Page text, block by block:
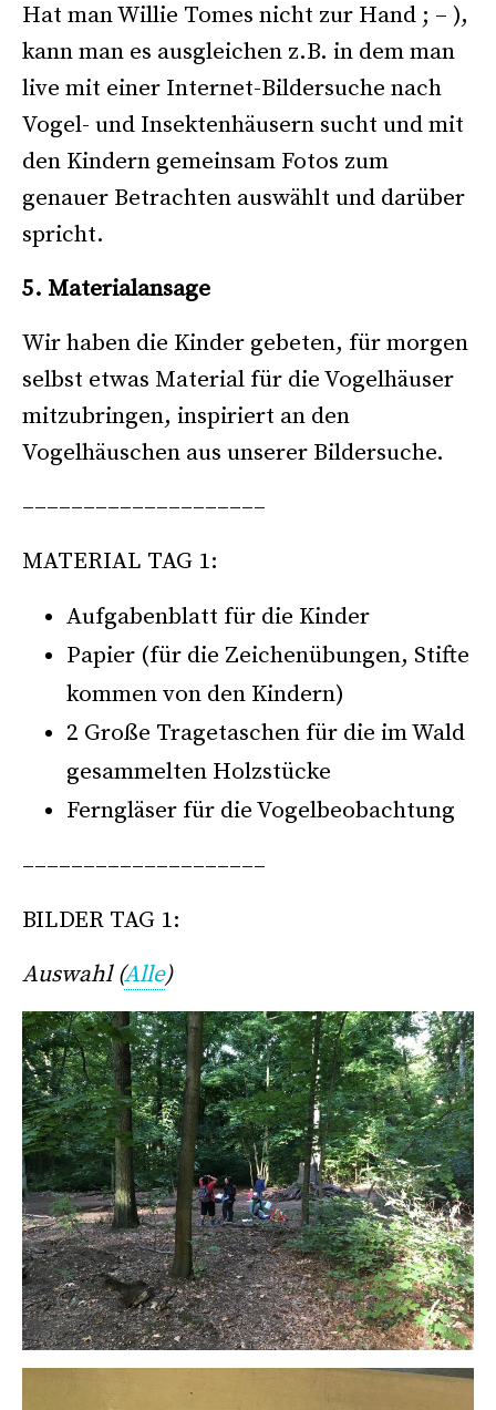
Hat man Willie Tomes nicht zur Hand ; – ),
kann man es ausgleichen z.B. in dem man
live mit einer Internet-Bildersuche nach
Vogel- und Insektenhäusern sucht und mit
den Kindern gemeinsam Fotos zum
genauer Betrachten auswählt und darüber
spricht.
5. Materialansage
Wir haben die Kinder gebeten, für morgen
selbst etwas Material für die Vogelhäuser
mitzubringen, inspiriert an den
Vogelhäuschen aus unserer Bildersuche.
––––––––––––––––––––
MATERIAL TAG 1:
Aufgabenblatt für die Kinder
Papier (für die Zeichenübungen, Stifte
kommen von den Kindern)
2 Große Tragetaschen für die im Wald
gesammelten Holzstücke
Ferngläser für die Vogelbeobachtung
––––––––––––––––––––
BILDER TAG 1:
Auswahl (Alle)